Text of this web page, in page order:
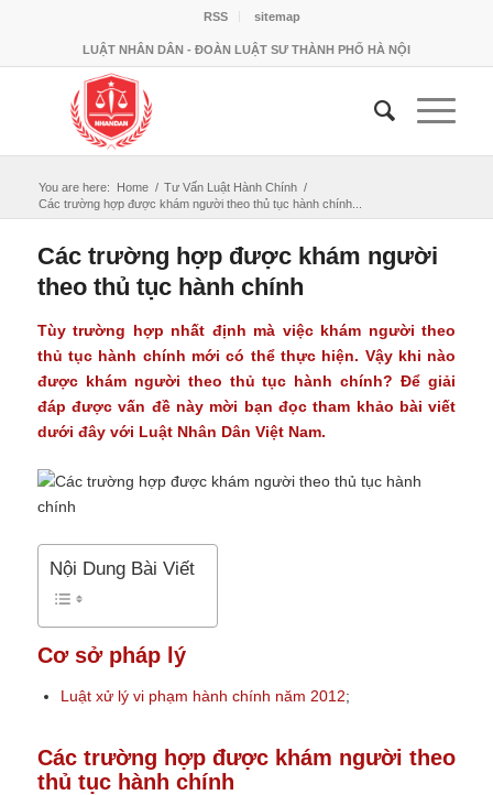
RSS sitemap
LUẬT NHÂN DÂN - ĐOÀN LUẬT SƯ THÀNH PHỐ HÀ NỘI
You are here: Home / Tư Vấn Luật Hành Chính /
Các trường hợp được khám người theo thủ tục hành chính...
Các trường hợp được khám người
theo thủ tục hành chính
Tùy trường hợp nhất định mà việc khám người theo
thủ tục hành chính mới có thể thực hiện. Vậy khi nào
được khám người theo thủ tục hành chính? Để giải
đáp được vấn đề này mời bạn đọc tham khảo bài viết
dưới đây với Luật Nhân Dân Việt Nam.
Nội Dung Bài Viết
Cơ sở pháp lý
Luật xử lý vi phạm hành chính năm 2012;
Các trường hợp được khám người theo
thủ tục hành chính